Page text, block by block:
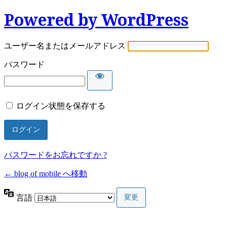
Powered by WordPress
ユーザー名またはメールアドレス
パスワード
ログイン状態を保存する
パスワードをお忘れですか ?
← blog of mobile へ移動
言語